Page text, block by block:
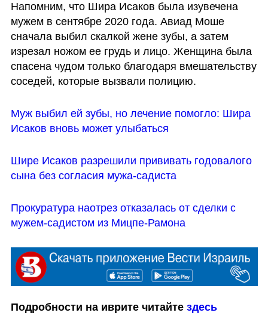
Напомним, что Шира Исаков была изувечена
мужем в сентябре 2020 года. Авиад Моше
сначала выбил скалкой жене зубы, а затем
изрезал ножом ее грудь и лицо. Женщина была
спасена чудом только благодаря вмешательству
соседей, которые вызвали полицию.
Муж выбил ей зубы, но лечение помогло: Шира
Исаков вновь может улыбаться
Шире Исаков разрешили прививать годовалого
сына без согласия мужа-садиста
Прокуратура наотрез отказалась от сделки с
мужем-садистом из Мицпе-Рамона
Подробности на иврите читайте здесь